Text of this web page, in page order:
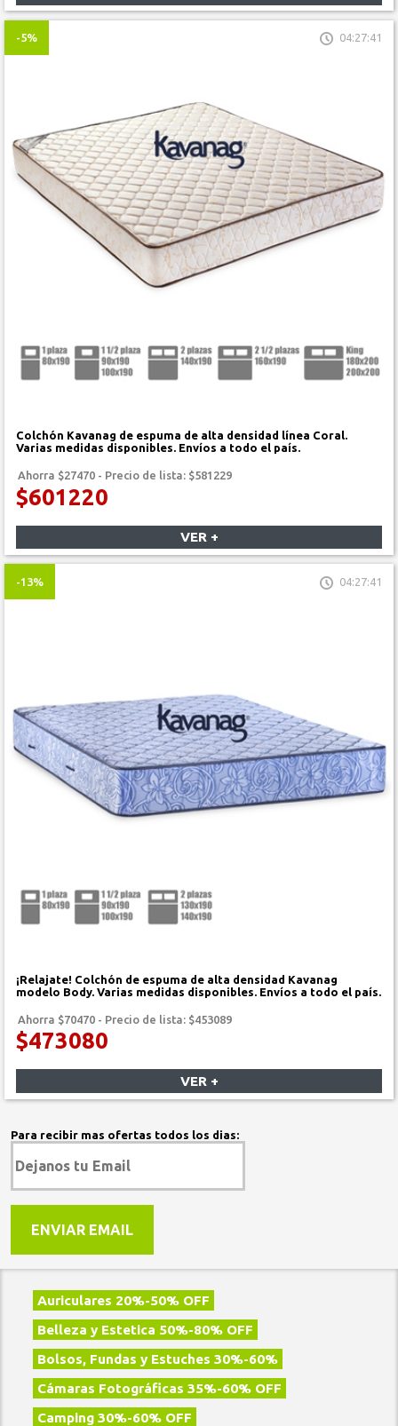
-5% 04:27:41
Colchón Kavanag de espuma de alta densidad línea Coral.
Varias medidas disponibles. Envíos a todo el país.
Ahorra $27470 - Precio de lista: $581229
$601220
VER +
-13% 04:27:41
¡Relajate! Colchón de espuma de alta densidad Kavanag
modelo Body. Varias medidas disponibles. Envíos a todo el país.
Ahorra $70470 - Precio de lista: $453089
$473080
VER +
Para recibir mas ofertas todos los dias:
ENVIAR EMAIL
Auriculares 20%-50% OFF
Belleza y Estetica 50%-80% OFF
Bolsos, Fundas y Estuches 30%-60%
Cámaras Fotográficas 35%-60% OFF
Camping 30%-60% OFF